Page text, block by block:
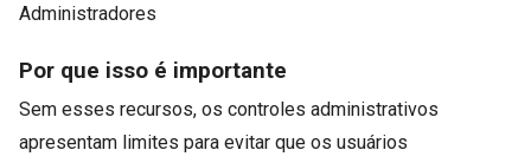
Administradores
Por que isso é importante
Sem esses recursos, os controles administrativos
apresentam limites para evitar que os usuários